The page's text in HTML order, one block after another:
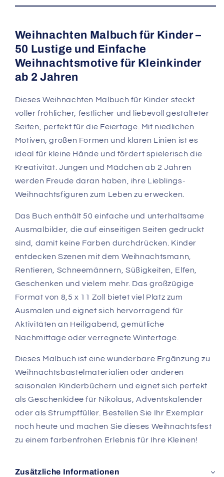
Weihnachten Malbuch für Kinder –
50 Lustige und Einfache
Weihnachtsmotive für Kleinkinder
ab 2 Jahren
Dieses Weihnachten Malbuch für Kinder steckt
voller fröhlicher, festlicher und liebevoll gestalteter
Seiten, perfekt für die Feiertage. Mit niedlichen
Motiven, großen Formen und klaren Linien ist es
ideal für kleine Hände und fördert spielerisch die
Kreativität. Jungen und Mädchen ab 2 Jahren
werden Freude daran haben, ihre Lieblings-
Weihnachtsfiguren zum Leben zu erwecken.
Das Buch enthält 50 einfache und unterhaltsame
Ausmalbilder, die auf einseitigen Seiten gedruckt
sind, damit keine Farben durchdrücken. Kinder
entdecken Szenen mit dem Weihnachtsmann,
Rentieren, Schneemännern, Süßigkeiten, Elfen,
Geschenken und vielem mehr. Das großzügige
Format von 8,5 x 11 Zoll bietet viel Platz zum
Ausmalen und eignet sich hervorragend für
Aktivitäten an Heiligabend, gemütliche
Nachmittage oder verregnete Wintertage.
Dieses Malbuch ist eine wunderbare Ergänzung zu
Weihnachtsbastelmaterialien oder anderen
saisonalen Kinderbüchern und eignet sich perfekt
als Geschenkidee für Nikolaus, Adventskalender
oder als Strumpffüller. Bestellen Sie Ihr Exemplar
noch heute und machen Sie dieses Weihnachtsfest
zu einem farbenfrohen Erlebnis für Ihre Kleinen!
Zusätzliche Informationen